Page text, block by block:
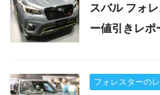
スバル フォ
ー値引きレ
フォレスターの